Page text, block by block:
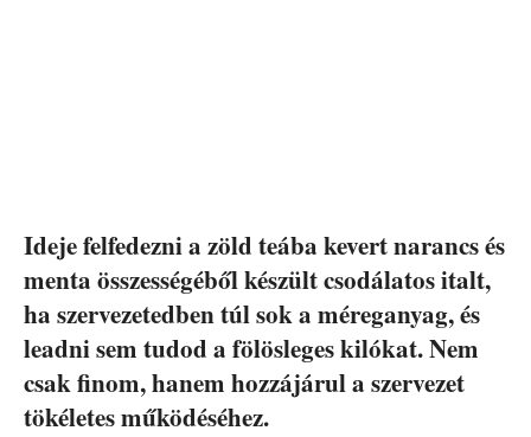
Ideje felfedezni a zöld teába kevert narancs és
menta összességéből készült csodálatos italt,
ha szervezetedben túl sok a méreganyag, és
leadni sem tudod a fölösleges kilókat. Nem
csak finom, hanem hozzájárul a szervezet
tökéletes működéséhez.